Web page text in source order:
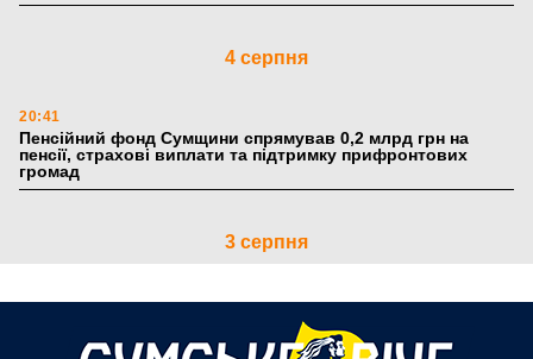
4 серпня
20:41
Пенсійний фонд Сумщини спрямував 0,2 млрд грн на
пенсії, страхові виплати та підтримку прифронтових
громад
3 серпня
18:53
Романько розширює програму відпочинку дітей із
прифронтової Сумщини: перша група оздоровилася в
Австрії